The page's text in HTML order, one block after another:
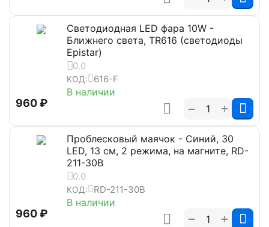
Светодиодная LED фара 10W -
Ближнего света, TR616 (светодиоды
Epistar)
0.0
КОД: 616-F
В наличии
‍960‍₽ +
−
Проблесковый маячок - Синий, 30
LED, 13 см, 2 режима, на магните, RD-
211-30B
0.0
КОД: RD-211-30B
В наличии
‍960‍₽ +
−